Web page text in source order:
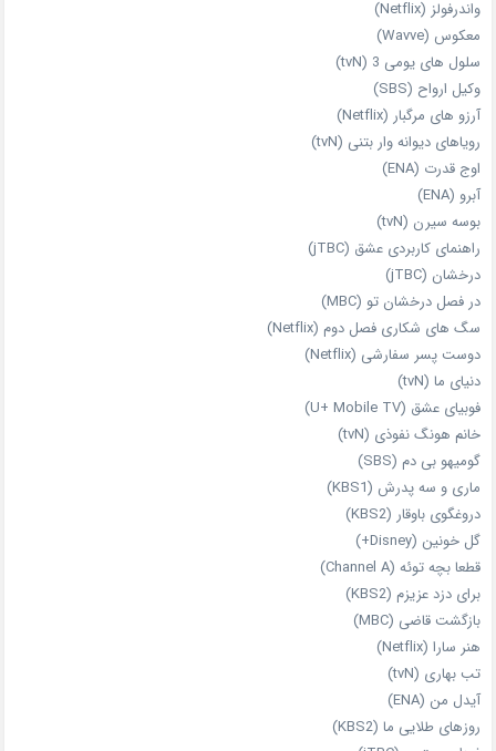
واندرفولز (Netflix)
معکوس (Wavve)
سلول های یومی 3 (tvN)
وکیل ارواح (SBS)
آرزو های مرگبار (Netflix)
رویاهای دیوانه‌ وار بتنی (tvN)
اوج قدرت (ENA)
آبرو (ENA)
بوسه سیرن (tvN)
راهنمای کاربردی عشق (jTBC)
درخشان (jTBC)
در فصل درخشان تو (MBC)
سگ های شکاری فصل دوم (Netflix)
دوست‌ پسر سفارشی (Netflix)
دنیای ما (tvN)
فوبیای عشق (U+ Mobile TV)
خانم هونگ نفوذی (tvN)
گومیهو بی دم (SBS)
ماری و سه پدرش (KBS1)
دروغگوی باوقار (KBS2)
گل خونین (Disney+)
قطعا بچه توئه (Channel A)
برای دزد عزیزم (KBS2)
بازگشت قاضی (MBC)
هنر سارا (Netflix)
تب بهاری (tvN)
آیدل من (ENA)
روزهای طلایی ما (KBS2)